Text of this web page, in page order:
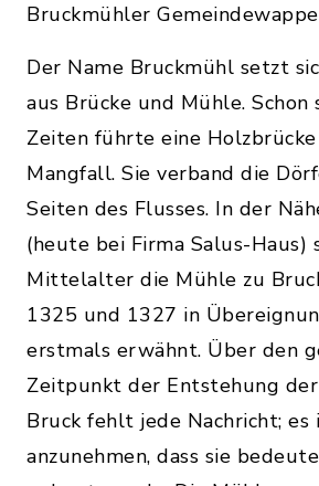
Bruckmühler
Der Name Bruckmühl setzt
aus Brücke und Mühle.
Zeiten führte eine
Mangfall. Sie verband die
Seiten des Flusses. In der
(heute bei Firma Salus-Haus)
Mittelalter die Mühle zu
1325 und 1327 in
erstmals erwähnt. Über den
Zeitpunkt der Entstehung
Bruck fehlt jede Nachricht; es
anzunehmen, dass sie